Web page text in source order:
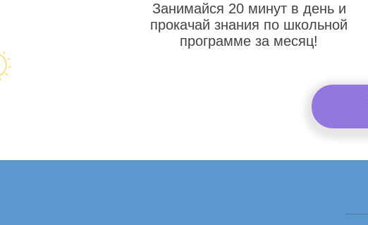
Занимайся 20 минут в день и
прокачай знания по школьной
программе за месяц!